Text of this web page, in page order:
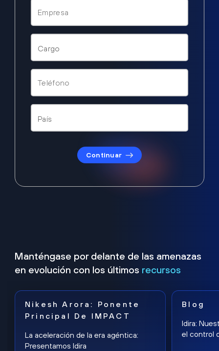
Continuar
Manténgase por delante de las amenazas
en evolución con los últimos recursos
Nikesh Arora: Ponente
Principal De IMPACT
La aceleración de la era agéntica:
Presentamos Idira
Blog
Idira:
el control